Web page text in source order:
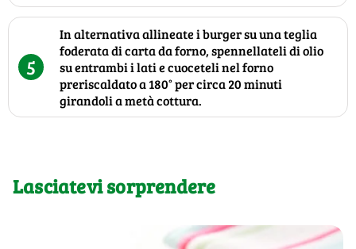
5
In alternativa allineate i burger su una teglia
foderata di carta da forno, spennellateli di olio
su entrambi i lati e cuoceteli nel forno
preriscaldato a 180° per circa 20 minuti
girandoli a metà cottura.
Lasciatevi sorprendere